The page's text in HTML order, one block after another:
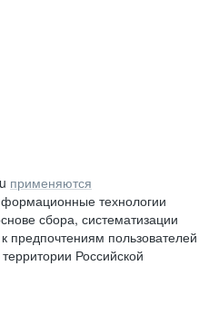
применяются
технологии
сбора, систематизации
предпочтениям пользователей
Российской